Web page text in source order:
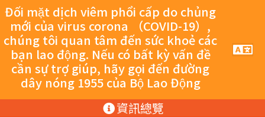
跳至主要內容
Đối mặt dịch viêm phổi cấp do chủng
mới của virus corona （COVID-19）,
chúng tôi quan tâm đến sức khoẻ các
bạn lao động. Nếu có bất kỳ vấn đề
cần sự trợ giúp, hãy gọi đến đường
dây nóng 1955 của Bộ Lao Động
手
機
按
資訊總覽